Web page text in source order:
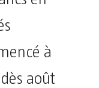
à
août